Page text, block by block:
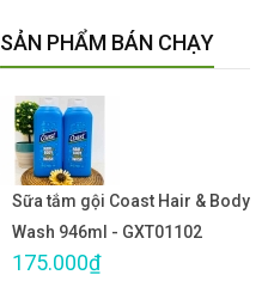
SẢN PHẨM BÁN CHẠY
Sữa tắm gội Coast Hair & Body
Wash 946ml - GXT01102
175.000₫